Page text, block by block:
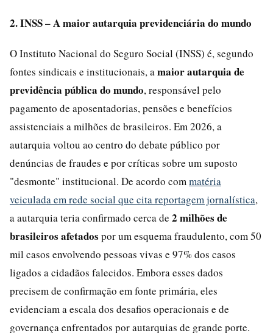
2. INSS – A maior autarquia previdenciária do mundo
O Instituto Nacional do Seguro Social (INSS) é, segundo
fontes sindicais e institucionais, a maior autarquia de
previdência pública do mundo, responsável pelo
pagamento de aposentadorias, pensões e benefícios
assistenciais a milhões de brasileiros. Em 2026, a
autarquia voltou ao centro do debate público por
denúncias de fraudes e por críticas sobre um suposto
"desmonte" institucional. De acordo com matéria
veiculada em rede social que cita reportagem jornalística,
a autarquia teria confirmado cerca de 2 milhões de
brasileiros afetados por um esquema fraudulento, com 50
mil casos envolvendo pessoas vivas e 97% dos casos
ligados a cidadãos falecidos. Embora esses dados
precisem de confirmação em fonte primária, eles
evidenciam a escala dos desafios operacionais e de
governança enfrentados por autarquias de grande porte.